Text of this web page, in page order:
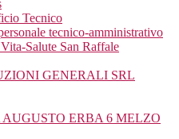
Tecnico
tecnico-amministrativo
Salute San Raffale
GENERALI SRL
ERBA 6 MELZO